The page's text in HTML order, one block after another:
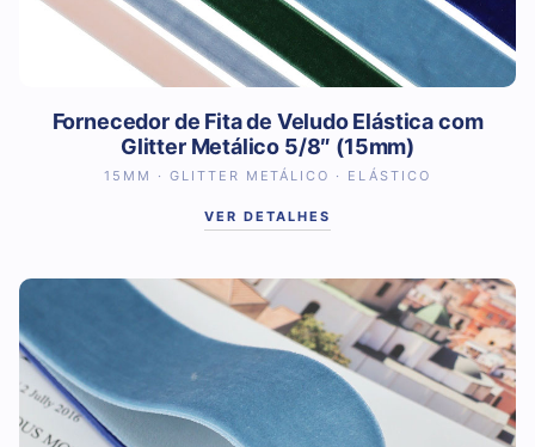
Fornecedor de Fita de Veludo Elástica com
Glitter Metálico 5/8″ (15mm)
15MM · GLITTER METÁLICO · ELÁSTICO
VER DETALHES